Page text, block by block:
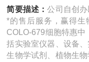
简要描述：公司自创
*的售后服务，赢得生
COLO-679细胞特惠
括实验室仪器、设备
生物学试剂、植物生